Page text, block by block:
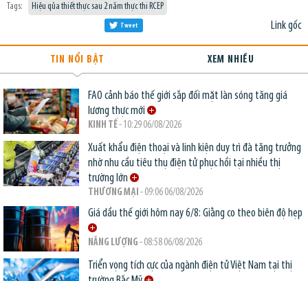
Tags: Hiệu qủa thiết thực sau 2 năm thực thi RCEP
Link gốc
Tweet
TIN NỔI BẬT XEM NHIỀU
FAO cảnh báo thế giới sắp đối mặt làn sóng tăng giá
lương thực mới
KINH TẾ- 10:29 06/08/2026
Xuất khẩu điện thoại và linh kiện duy trì đà tăng trưởng
nhờ nhu cầu tiêu thụ điện tử phục hồi tại nhiều thị
trường lớn
THƯƠNG MẠI - 09:06 06/08/2026
Giá dầu thế giới hôm nay 6/8: Giằng co theo biên độ hẹp
NĂNG LƯỢNG - 08:58 06/08/2026
Triển vọng tích cực của ngành điện tử Việt Nam tại thị